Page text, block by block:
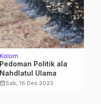
Kolom
Pedoman Politik ala
Nahdlatul Ulama
calendar_monthSab, 16 Des 2023